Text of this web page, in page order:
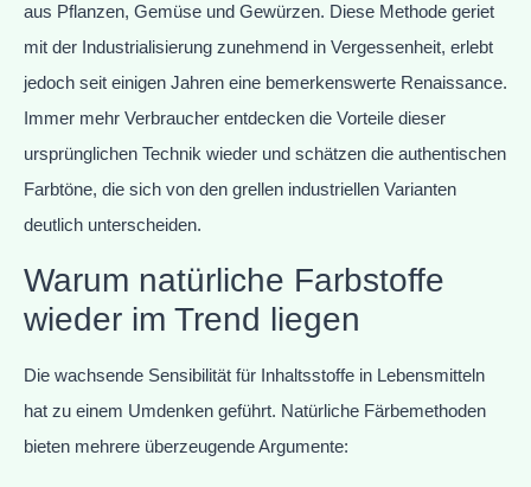
aus Pflanzen, Gemüse und Gewürzen. Diese Methode geriet
mit der Industrialisierung zunehmend in Vergessenheit, erlebt
jedoch seit einigen Jahren eine bemerkenswerte Renaissance.
Immer mehr Verbraucher entdecken die Vorteile dieser
ursprünglichen Technik wieder und schätzen die authentischen
Farbtöne, die sich von den grellen industriellen Varianten
deutlich unterscheiden.
Warum natürliche Farbstoffe
wieder im Trend liegen
Die wachsende Sensibilität für Inhaltsstoffe in Lebensmitteln
hat zu einem Umdenken geführt. Natürliche Färbemethoden
bieten mehrere überzeugende Argumente: